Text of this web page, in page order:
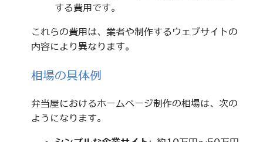
する費用です。
これらの費用は、業者や制作するウェブサイトの
内容により異なります。
相場の具体例
弁当屋におけるホームページ制作の相場は、次の
ようになります。